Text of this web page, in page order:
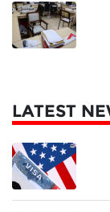
LATEST